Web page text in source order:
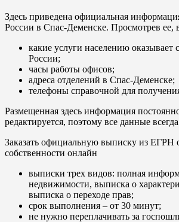
Здесь приведена официальная
России в Спас-Деменске. Просмотрев ее,
какие услуги населению
России;
часы работы офисов;
адреса отделений в Спас-Деменске;
телефоны справочной для
Размещенная здесь информация
редактируется, поэтому все данные
Заказать официальную выписку из ЕГРН
собственности онлайн
выписки трех видов: полная
недвижимости, выписка о
выписка о переходе прав;
срок выполнения – от 30 минут;
не нужно переплачивать за